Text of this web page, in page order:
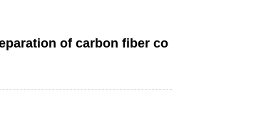
of carbon fiber co